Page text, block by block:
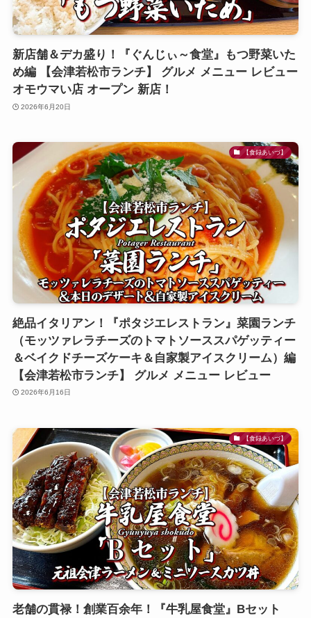
新店舗＆デカ盛り！『ぐんじぃ～食堂』もつ野菜いた
め編 【会津若松市ランチ】 グルメ メニュー レビュー
オモウマい店 オープン 新店！
2026年6月20日
【食録あいづ】
絶品イタリアン！『ポタジエレストラン』菜園ランチ
（モッツァレラチーズのトマトソーススパゲッティー
＆ベイクドチーズケーキ＆自家製アイスクリーム）編
【会津若松市ランチ】 グルメ メニュー レビュー
2026年6月16日
【食録あいづ】
老舗の貫禄！創業百余年！『牛乳屋食堂』Bセット